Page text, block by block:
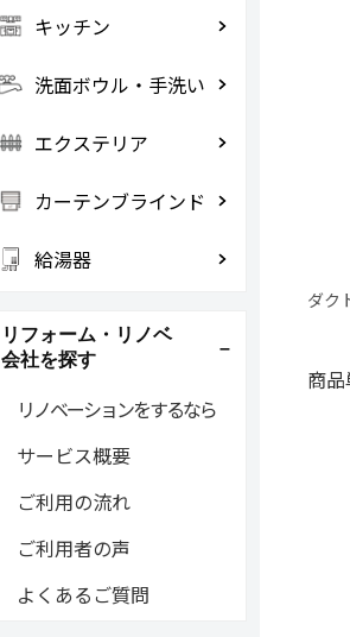
ダク
商
キッチン
洗面ボウル・手洗い
エクステリア
カーテンブラインド
給湯器
リフォーム・リノベ
会社を探す
リノベーションをするなら
サービス概要
ご利用の流れ
ご利用者の声
よくあるご質問